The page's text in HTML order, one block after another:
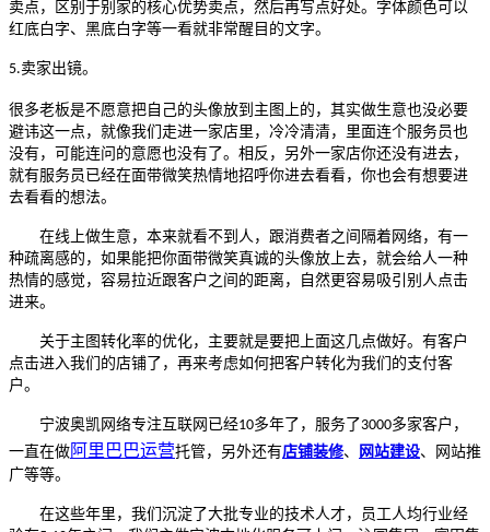
卖点，区别于别家的核心优势卖点，然后再写点好处。字体颜色可以
红底白字、黑底白字等一看就非常醒目的文字。
5.卖家出镜。
很多老板是不愿意把自己的头像放到主图上的，其实做生意也没必要
避讳这一点，就像我们走进一家店里，冷冷清清，里面连个服务员也
没有，可能连问的意愿也没有了。相反，另外一家店你还没有进去，
就有服务员已经在面带微笑热情地招呼你进去看看，你也会有想要进
去看看的想法。
在线上做生意，本来就看不到人，跟消费者之间隔着网络，有一
种疏离感的，如果能把你面带微笑真诚的头像放上去，就会给人一种
热情的感觉，容易拉近跟客户之间的距离，自然更容易吸引别人点击
进来。
关于主图转化率的优化，主要就是要把上面这几点做好。有客户
点击进入我们的店铺了，再来考虑如何把客户转化为我们的支付客
户。
宁波奥凯网络专注互联网已经10多年了，服务了3000多家客户，
一直在做 阿里巴巴运营托管，另外还有店铺装修、 网站建设、网站推
广等等。
在这些年里，我们沉淀了大批专业的技术人才，员工人均行业经